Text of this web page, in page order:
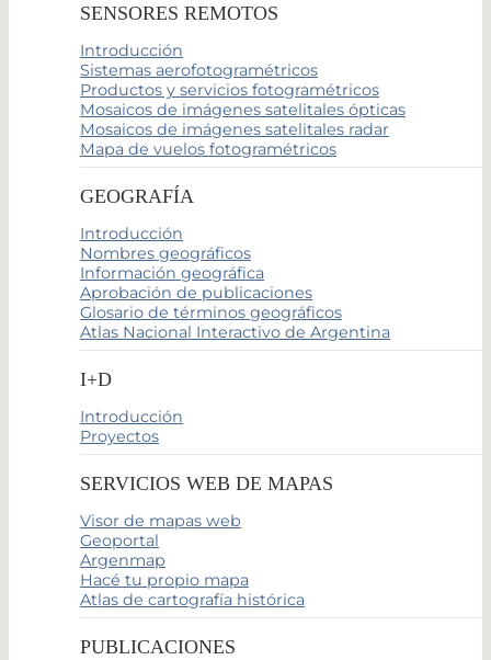
SENSORES REMOTOS
Introducción
Sistemas aerofotogramétricos
Productos y servicios fotogramétricos
Mosaicos de imágenes satelitales ópticas
Mosaicos de imágenes satelitales radar
Mapa de vuelos fotogramétricos
GEOGRAFÍA
Introducción
Nombres geográficos
Información geográfica
Aprobación de publicaciones
Glosario de términos geográficos
Atlas Nacional Interactivo de Argentina
I+D
Introducción
Proyectos
SERVICIOS WEB DE MAPAS
Visor de mapas web
Geoportal
Argenmap
Hacé tu propio mapa
Atlas de cartografía histórica
PUBLICACIONES